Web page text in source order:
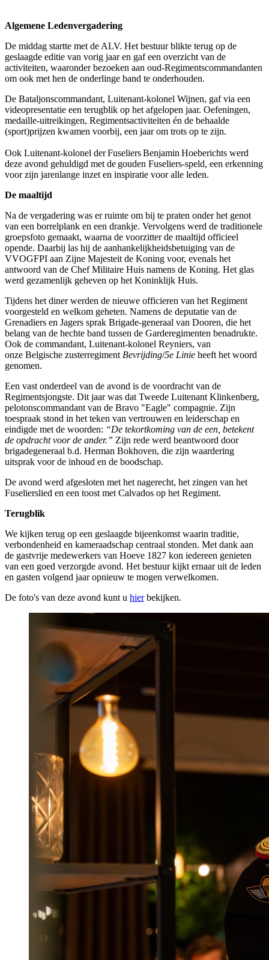
Algemene Ledenvergadering
De middag startte met de ALV. Het bestuur blikte terug op de
geslaagde editie van vorig jaar en gaf een overzicht van de
activiteiten, waaronder bezoeken aan oud-Regimentscommandanten
om ook met hen de onderlinge band te onderhouden.
De Bataljonscommandant, Luitenant-kolonel Wijnen, gaf via een
videopresentatie een terugblik op het afgelopen jaar. Oefeningen,
medaille-uitreikingen, Regimentsactiviteiten én de behaalde
(sport)prijzen kwamen voorbij, een jaar om trots op te zijn.
Ook Luitenant‑kolonel der Fuseliers Benjamin Hoeberichts werd
deze avond gehuldigd met de gouden Fuseliers‑speld, een erkenning
voor zijn jarenlange inzet en inspiratie voor alle leden.
De maaltijd
Na de vergadering was er ruimte om bij te praten onder het genot
van een borrelplank en een drankje. Vervolgens werd de traditionele
groepsfoto gemaakt, waarna de voorzitter de maaltijd officieel
opende. Daarbij las hij de aanhankelijkheidsbetuiging van de
VVOGFPI aan Zijne Majesteit de Koning voor, evenals het
antwoord van de Chef Militaire Huis namens de Koning. Het glas
werd gezamenlijk geheven op het Koninklijk Huis.
Tijdens het diner werden de nieuwe officieren van het Regiment
voorgesteld en welkom geheten. Namens de deputatie van de
Grenadiers en Jagers sprak Brigade-generaal van Dooren, die het
belang van de hechte band tussen de Garderegimenten benadrukte.
Ook de commandant, Luitenant-kolonel Reyniers, van
onze Belgische zusterregiment Bevrijding/5e Linie heeft het woord
genomen.
Een vast onderdeel van de avond is de voordracht van de
Regimentsjongste. Dit jaar was dat Tweede Luitenant Klinkenberg,
pelotonscommandant van de Bravo "Eagle" compagnie. Zijn
toespraak stond in het teken van vertrouwen en leiderschap en
eindigde met de woorden: “De tekortkoming van de een, betekent
de opdracht voor de ander.” Zijn rede werd beantwoord door
brigadegeneraal b.d. Herman Bokhoven, die zijn waardering
uitsprak voor de inhoud en de boodschap.
De avond werd afgesloten met het nagerecht, het zingen van het
Fuselierslied en een toost met Calvados op het Regiment.
Terugblik
We kijken terug op een geslaagde bijeenkomst waarin traditie,
verbondenheid en kameraadschap centraal stonden. Met dank aan
de gastvrije medewerkers van Hoeve 1827 kon iedereen genieten
van een goed verzorgde avond. Het bestuur kijkt ernaar uit de leden
en gasten volgend jaar opnieuw te mogen verwelkomen.
De foto's van deze avond kunt u hierbekijken.